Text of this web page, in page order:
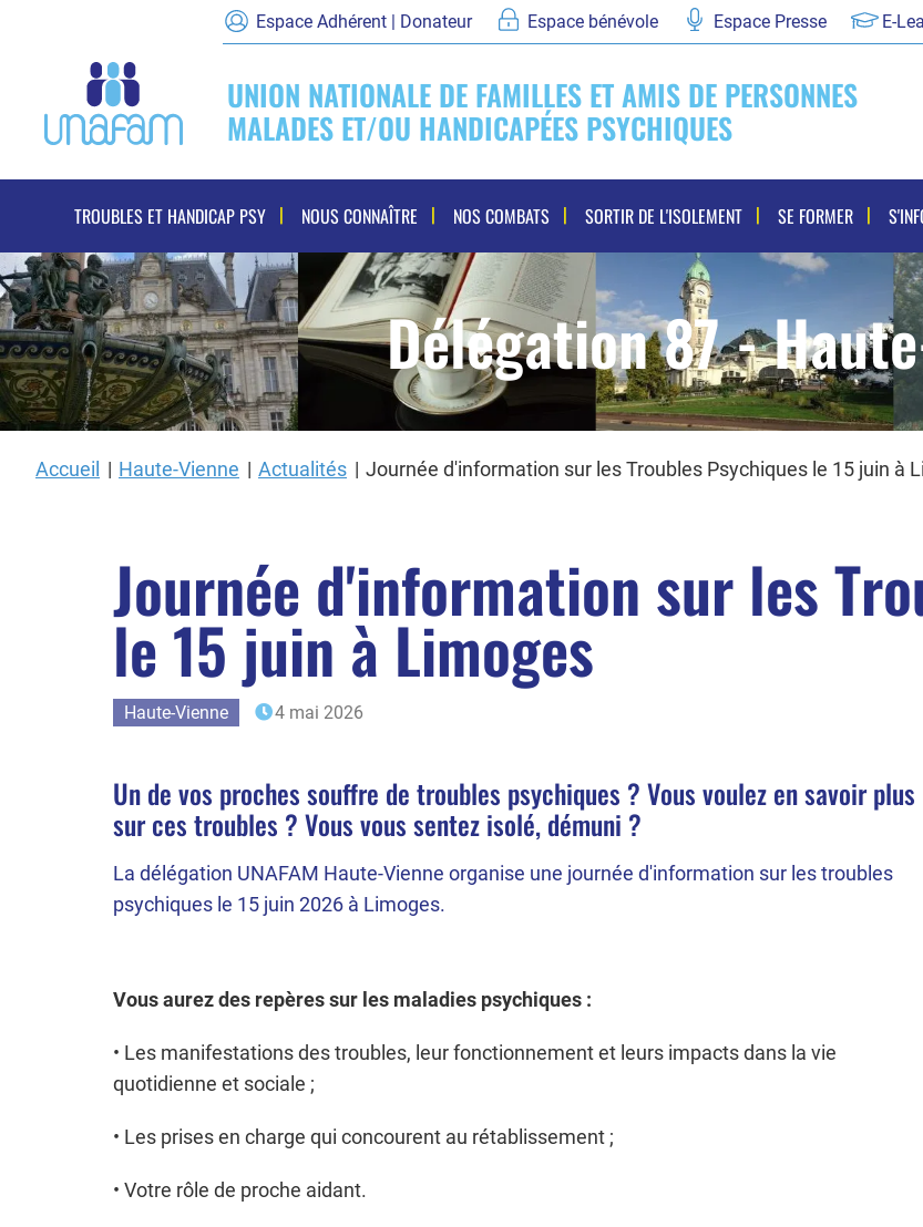
Espace Adhérent | Donateur Espace bénévole Espace Presse E-
UNION NATIONALE DE FAMILLES ET AMIS DE PERSONNES
MALADES ET/OU HANDICAPÉES PSYCHIQUES
Navigation
principale
TROUBLES ET HANDICAP PSY NOUS CONNAÎTRE NOS COMBATS SORTIR DE L'ISOLEMENT SE FORMER
Délégation 87 -
Accueil Haute-Vienne Actualités Journée d'information sur les Troubles Psychiques le 15 juin à
Journée d'information sur les
le 15 juin à Limoges
Haute-Vienne 4 mai 2026
Un de vos proches souffre de troubles psychiques ? Vous voulez en savoir plus
sur ces troubles ? Vous vous sentez isolé, démuni ?
La délégation UNAFAM Haute-Vienne organise une journée d'information sur les troubles
psychiques le 15 juin 2026 à Limoges.
Vous aurez des repères sur les maladies psychiques :
• Les manifestations des troubles, leur fonctionnement et leurs impacts dans la vie
quotidienne et sociale ;
• Les prises en charge qui concourent au rétablissement ;
• Votre rôle de proche aidant.